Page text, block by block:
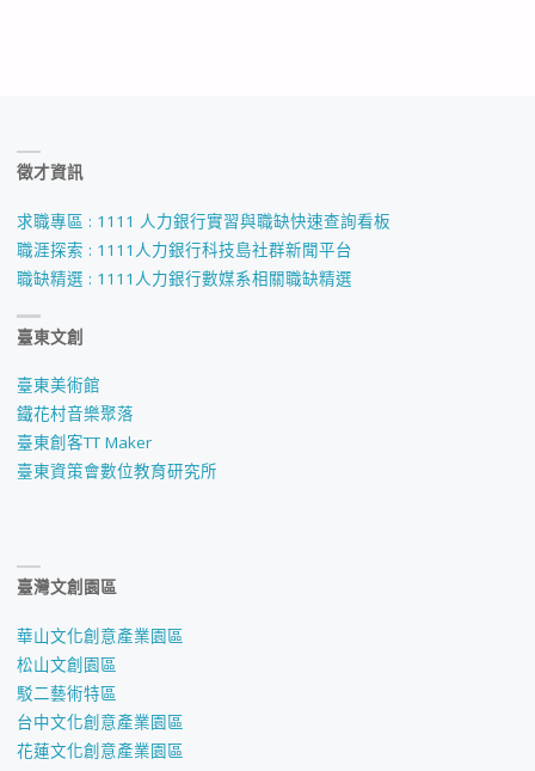
徵才資訊
求職專區 : 1111 人力銀行實習與職缺快速查詢看板
職涯探索 : 1111人力銀行科技島社群新聞平台
職缺精選 : 1111人力銀行數媒系相關職缺精選
臺東文創
臺東美術館
鐵花村音樂聚落
臺東創客TT Maker
臺東資策會數位教育研究所
臺灣文創園區
華山文化創意產業園區
松山文創園區
駁二藝術特區
台中文化創意產業園區
花蓮文化創意產業園區